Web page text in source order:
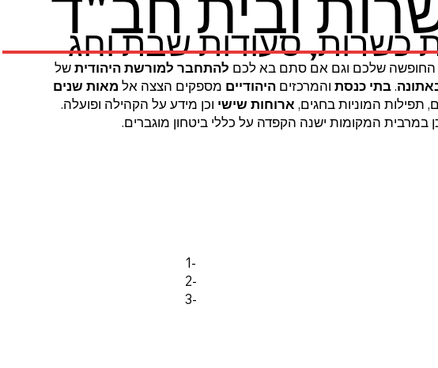
כשרות, סעודות שבת וחג
שלכם וגם אם סתם בא לכם להתחבר למורשת היהודיתשל
.בתי כנסת והמרכזיםהיהודיים מספקים הצצה אל מאות שנים
תפילות המוניות בחגים, ארוחות שישי וכן מידע על הקהילה ופועלה.
המקומות ישנה הקפדה על כללי ביטחון מוגברים.
1-
2-
3-